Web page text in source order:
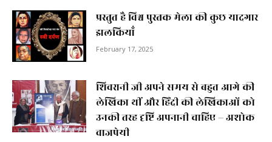
प्रस्तुत है विश्व पुस्तक मेला की कुछ यादगार
झलकियाॅं
February 17, 2025
शिवरानी जी अपने समय से बहुत आगे की
लेखिका थीं और हिंदी की लेखिकाओं को
उनकी तरह दृष्टि अपनानी चाहिए – अशोक
वाजपेयी